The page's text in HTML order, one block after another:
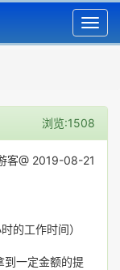
浏览:1508
客@ 2019-08-21
的工作时间）
到一定金额的提